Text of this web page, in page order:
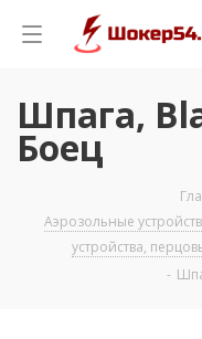
Шпага,
Боец
Аэрозольные
устройства,
-